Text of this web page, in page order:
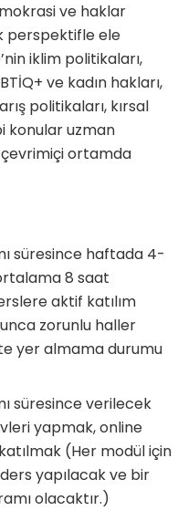
ve haklar
perspektifle ele
iklim politikaları,
ve kadın hakları,
politikaları, kırsal
konular uzman
ortamda
süresince haftada 4-
8 saat
aktif katılım
zorunlu haller
yer almama durumu
süresince verilecek
yapmak, online
(Her modül için
yapılacak ve bir
olacaktır.)